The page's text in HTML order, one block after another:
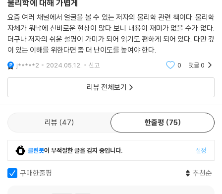
던지는 선언이다. 끊임없이 “나는 과학자인가?” 하고 물으며 비과학적인
논리에 빠지지 않도록 스스로를 경계하는 모습은 신념을 가진 철학자와도
같다.
물리학은 인문학의 질문에 어떻게 답할까? 인간의, 인간에 대한, 인간을
위한 탐구로서 과학은 언제나 인문학과 접점을 가지고 있었다. 제4장 “물
리의 인문학”에서 물리학자 김상욱은 ‘어떻게 살 것인가?’라는 인류의 본
질적 질문에 ‘우주’로 답한다.
자로 이루어진 우주의 시(詩)이다. 우주는 먼 과거나 먼 미래를 내다보지
않고, 자신의 바로 앞에 놓인 관계만을 생각하며 법칙에 따라 나아간다. 그
러면서 세상에 존재하는 모든 것을 만들어내는 것이다. 사람도 눈앞의 일
을 향해 정확히 한 걸음을 내디딜 때 우주의 법칙대로 살아가는 것이 아닐
까.
정확히 말하면 과학을 이해하는 사람이 세상을 더 낫게 만들 거라는 신념.
그 두 가지가 합쳐져서 이 책이 탄생했다.
- 이강영 (경상대 물리교육학과 교수, 『LHC, 현대 물리학의 최전선』 저자)
과학이 교양인 시대, 가장 뛰어난 교양을 갖춘 과학자의 글.
과학은 지식이 아니라 합리적으로 세상을 보는 방법이라는 말이 무슨 말인
김상욱은 과학으로 똘똘 뭉친 사람이다. 이 책에는 그런 그의 머릿속에 꽁
꽁 묶여 있던 과학이 삶의 모습을 하고 겸손하지만 단호하게 그 모습을 세
상에 드러내는 성인식 같은 글들로 가득하다. 상식적인 사회를 향한 물리
학자의 담백한 외침을 들어보자.
물리학에 대해 가볍게
요즘 여러 채널에서 얼굴을 볼 수 있는 저자의 물리학 관련 책이다. 물리학
자체가 워낙에 신비로운 현상이 많다 보니 내용이 재미가 없을 수가 없다.
더구나 저자의 쉬운 설명이 가미가 되어 읽기도 편하게 되어 있다. 다만 깊
이 있는 이해를 위한다면 좀 더 난이도를 높여야 한다.
j*****2 2024.05.12. 신고 0 댓글0
리뷰 전체보기
리뷰 47 한줄평 75
클린봇이 부적절한 글을 감지 중입니다. 설정
구매한줄평 추천순